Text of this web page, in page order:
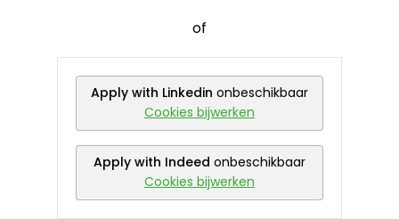
of
Apply with Linkedin onbeschikbaar
Cookies bijwerken
Apply with Indeed onbeschikbaar
Cookies bijwerken